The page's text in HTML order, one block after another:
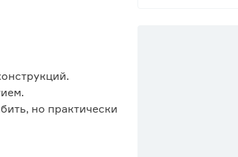
но практически